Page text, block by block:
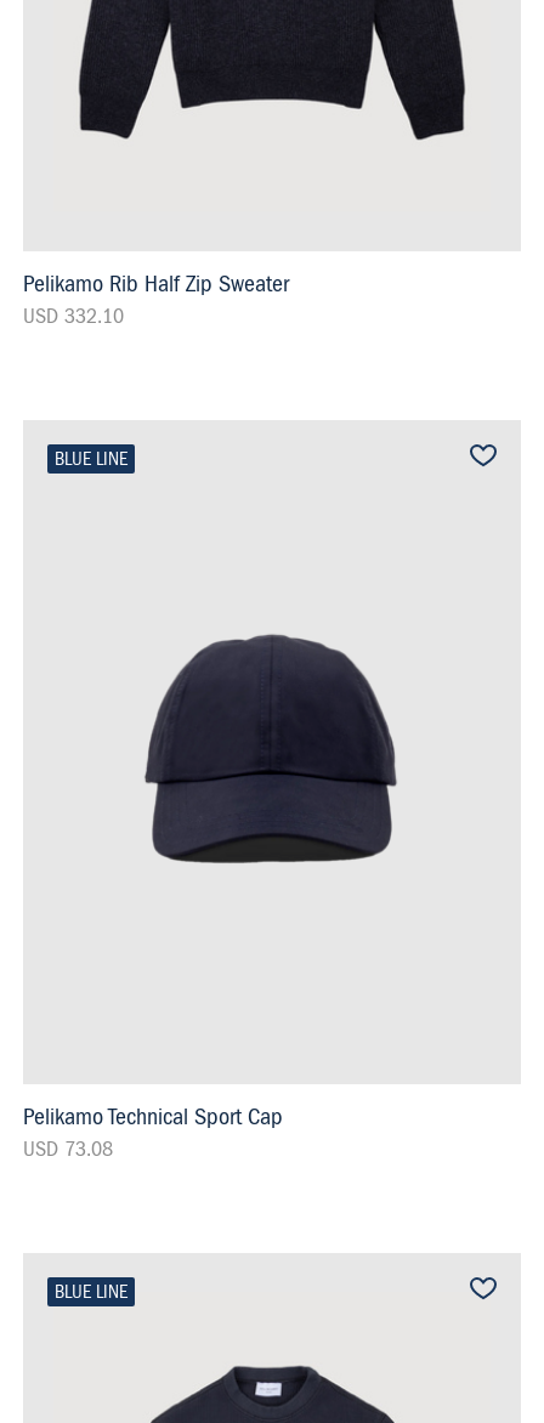
Pelikamo Rib Half Zip Sweater
USD 332.10
BLUE LINE
Pelikamo Technical Sport Cap
USD 73.08
BLUE LINE